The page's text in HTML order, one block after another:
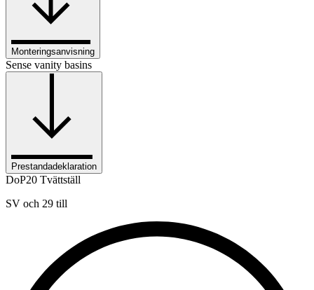
Monteringsanvisning
Sense vanity basins
Prestandadeklaration
DoP20 Tvättställ
SV och 29 till